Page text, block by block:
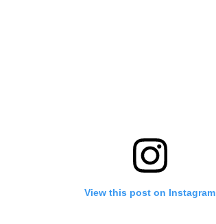
View this post on Instagram